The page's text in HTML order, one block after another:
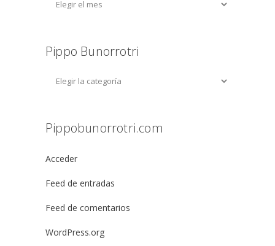
Pippo Bunorrotri
Pippobunorrotri.com
Acceder
Feed de entradas
Feed de comentarios
WordPress.org